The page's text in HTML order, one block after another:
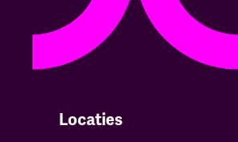
Locaties